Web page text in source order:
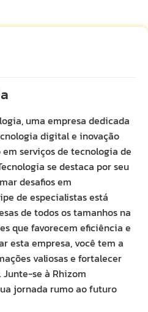
uma empresa dedicada
digital e inovação
serviços de tecnologia de
se destaca por seu
desafios em
de especialistas está
de todos os tamanhos na
que favorecem eficiência e
esta empresa, você tem a
valiosas e fortalecer
Junte-se à Rhizom
jornada rumo ao futuro